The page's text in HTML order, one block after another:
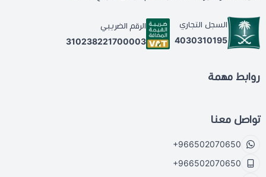
السجل التجاري
4030310195
الرقم الضريبي
310238221700003
روابط مهمة
تواصل معنا
+966502070650
+966502070650